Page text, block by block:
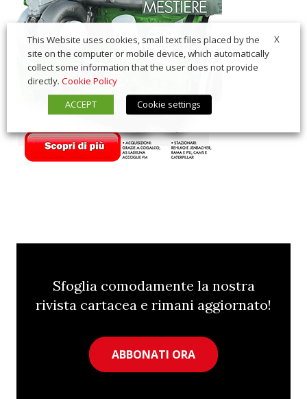
Sfoglia comodamente la nostra
rivista cartacea e rimani aggiornato!
ABBONATI ORA
X
This Website uses cookies, small text files placed by the
site on the computer or mobile device, which automatically
collect some information that the user does not provide
directly. Cookie Policy
ACCEPT
Cookie settings